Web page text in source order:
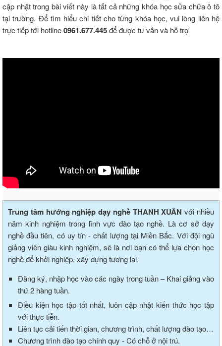
cập nhật trong bài viết này là tất cả những khóa học sửa chữa ô tô
tại trường. Để tìm hiểu chi tiết cho từng khóa học, vui lòng liên hệ
trực tiếp tới hotline0961.677.445để được tư vấn và hỗ trợ
Trung tâm hướng nghiệp dạy nghề THANH XUÂN với nhiều
năm kinh nghiệm trong lĩnh vực đào tạo nghề. Là cơ sở dạy
nghề đầu tiên, có uy tín - chất lượng tại Miền Bắc. Với đội ngũ
giảng viên giàu kinh nghiệm, sẽ là nơi bạn có thể lựa chọn học
nghề để khởi nghiệp, xây dựng tương lai.
Đăng ký, nhập học vào các ngày trong tuần – Khai giảng vào
thứ 2 hàng tuần.
Điều kiện học tập tốt nhất, luôn cập nhật kiến thức học tập
với thực tiễn.
Liên tục cải tiến thời gian, chương trình, chất lượng đào tạo…
Chương trình đào tạo chính quy - Có chỗ ở nội trú.